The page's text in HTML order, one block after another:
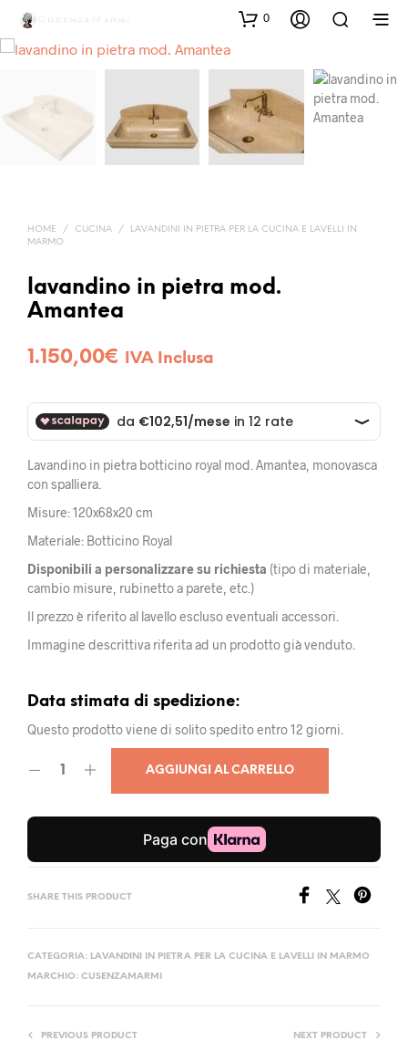
0
HOME / CUCINA /
LAVANDINI IN PIETRA PER LA CUCINA E LAVELLI IN
MARMO
lavandino in pietra mod.
Amantea
1.150,00€ IVA Inclusa
Lavandino in pietra botticino royal mod. Amantea, monovasca
con spalliera.
Misure: 120x68x20 cm
Materiale: Botticino Royal
Disponibili a personalizzare su richiesta (tipo di materiale,
cambio misure, rubinetto a parete, etc.)
Il prezzo è riferito al lavello escluso eventuali accessori.
Immagine descrittiva riferita ad un prodotto già venduto.
Data stimata di spedizione:
Questo prodotto viene di solito spedito entro 12 giorni.
AGGIUNGI AL CARRELLO
SHARE THIS PRODUCT
CATEGORIA: LAVANDINI IN PIETRA PER LA CUCINA E LAVELLI IN MARMO
MARCHIO: CUSENZAMARMI
PREVIOUS PRODUCT NEXT PRODUCT